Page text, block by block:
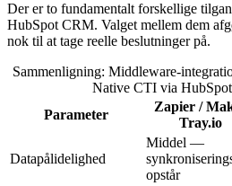
Der er to fundamentalt forskellige
HubSpot CRM. Valget mellem dem
nok til at tage reelle beslutninger på.
Sammenligning: Middleware-
Native CTI via
Parameter
Zapier /
Tray.io
Datapålidelighed
Middel —
opstår